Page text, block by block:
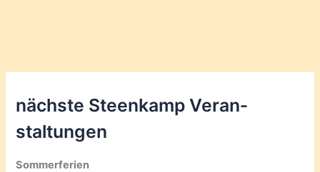
nächste Steenkamp Veran­
staltungen
Sommerferien